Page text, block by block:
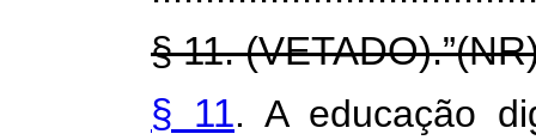
§ 11.
§ 11. A educação